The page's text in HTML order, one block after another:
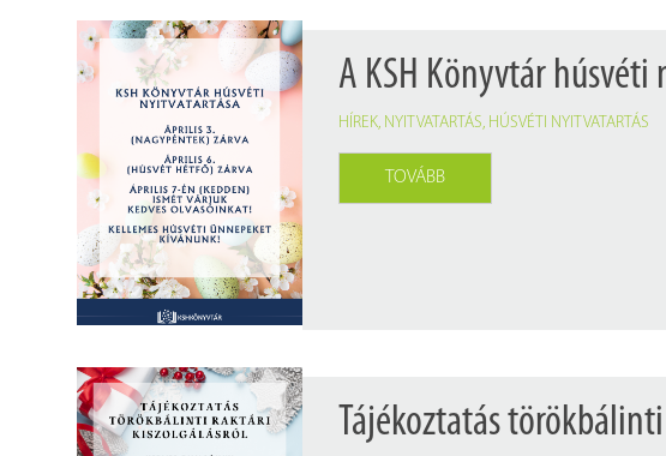
A KSH Könyvtár húsvéti
HÍREK, NYITVATARTÁS, HÚSVÉTI NYITVATARTÁS
TOVÁBB
Tájékoztatás